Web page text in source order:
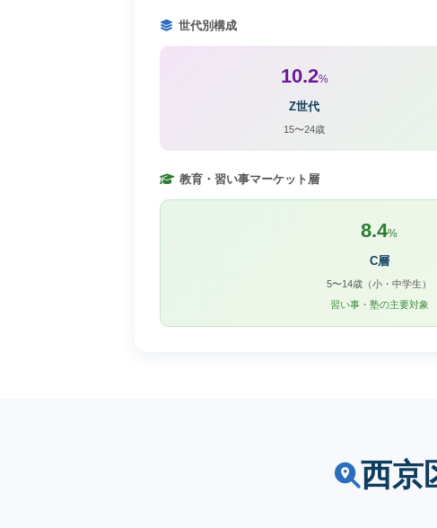
世代別構成
10.2%
Z世代
15〜24歳
教育・習い事マーケット層
8.4%
C層
5〜14歳（小・中学生）
習い事・塾の主要対象
西京